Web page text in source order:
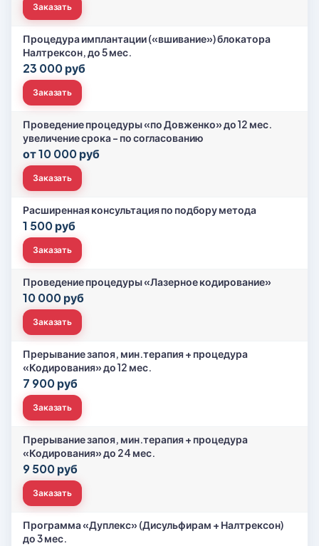
Заказать
Процедура имплантации («вшивание») блокатора
Налтрексон, до 5 мес.
23 000 руб
Заказать
Проведение процедуры «по Довженко» до 12 мес.
увеличение срока - по согласованию
от 10 000 руб
Заказать
Расширенная консультация по подбору метода
1 500 руб
Заказать
Проведение процедуры «Лазерное кодирование»
10 000 руб
Заказать
Прерывание запоя, мин.терапия + процедура
«Кодирования» до 12 мес.
7 900 руб
Заказать
Прерывание запоя, мин.терапия + процедура
«Кодирования» до 24 мес.
9 500 руб
Заказать
Программа «Дуплекс» (Дисульфирам + Налтрексон)
до 3 мес.